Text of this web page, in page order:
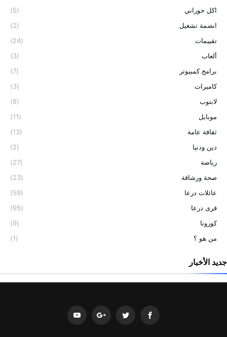
اكل حوراني
(5)
انضمة تشغيل
(2)
تقييمات
(24)
ألعاب
(3)
برامج كمبيوتر
(7)
كاميرات
(3)
لابتوب
(8)
موبايل
(11)
ثقافة عامة
(13)
دين ودنيا
(2)
رياضة
(27)
صحة ورشاقة
(23)
عائلات درعا
(59)
قرى درعا
(95)
كورونا
(9)
من هو ؟
(1)
جديد الأخبار